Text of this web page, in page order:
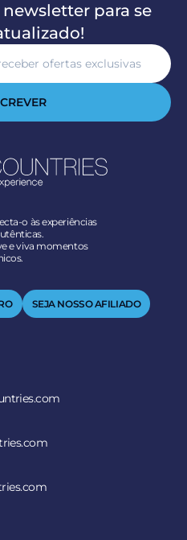
para se
o às experiências
e viva momentos
SEJA NOSSO AFILIADO